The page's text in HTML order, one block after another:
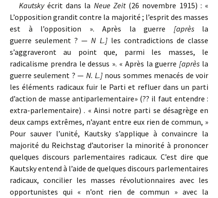
Kautsky écrit dans la Neue Zeit (26 novembre 1915) : «
L’opposition grandit contre la majorité ; l’esprit des masses
est à l’opposition ». Après la guerre [après la
guerre seulement ? —N L.] les contradictions de classe
s’aggraveront au point que, parmi les masses, le
radicalisme prendra le dessus ». « Après la guerre[après la
guerre seulement ? — N. L.] nous sommes menacés de voir
les éléments radicaux fuir le Parti et refluer dans un parti
d’action de masse antiparlementaire» (?? il faut entendre :
extra-parlementaire) . « Ainsi notre parti se désagrège en
deux camps extrêmes, n’ayant entre eux rien de commun, »
Pour sauver l’unité, Kautsky s’applique à convaincre la
majorité du Reichstag d’autoriser la minorité à prononcer
quelques discours parlementaires radicaux. C’est dire que
Kautsky entend à l’aide de quelques discours parlementaires
radicaux, concilier les masses révolutionnaires avec les
opportunistes qui « n’ont rien de commun » avec la